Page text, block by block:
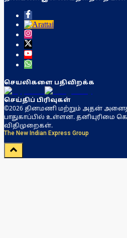
செயலிகளை பதிவிறக்க
செய்திப் பிரிவுகள்
©2026 தினமணி மற்றும் அதன்
பாதுகாப்பில் உள்ளன. தனியுரிமை
விதிமுறைகள்.
The New Indian Express Group